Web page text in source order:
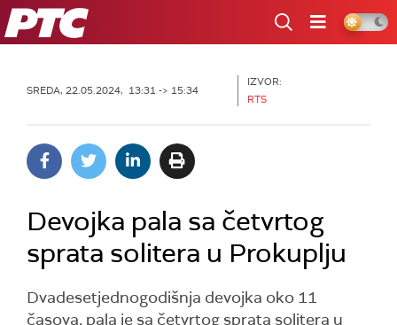
RTS
SREDA, 22.05.2024, 13:31 -> 15:34
IZVOR:
RTS
Devojka pala sa četvrtog
sprata solitera u Prokuplju
Dvadesetjednogodišnja devojka oko 11
časova, pala je sa četvrtog sprata solitera u